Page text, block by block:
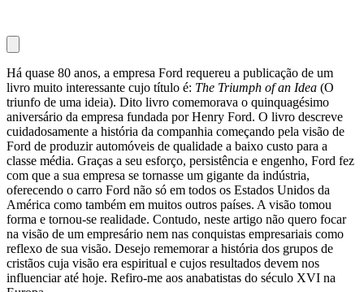
Há quase 80 anos, a empresa Ford requereu a publicação de um
livro muito interessante cujo título é: The Triumph of an Idea (O
triunfo de uma ideia). Dito livro comemorava o quinquagésimo
aniversário da empresa fundada por Henry Ford. O livro descreve
cuidadosamente a história da companhia começando pela visão de
Ford de produzir automóveis de qualidade a baixo custo para a
classe média. Graças a seu esforço, persistência e engenho, Ford fez
com que a sua empresa se tornasse um gigante da indústria,
oferecendo o carro Ford não só em todos os Estados Unidos da
América como também em muitos outros países. A visão tomou
forma e tornou-se realidade. Contudo, neste artigo não quero focar
na visão de um empresário nem nas conquistas empresariais como
reflexo de sua visão. Desejo rememorar a história dos grupos de
cristãos cuja visão era espiritual e cujos resultados devem nos
influenciar até hoje. Refiro-me aos anabatistas do século XVI na